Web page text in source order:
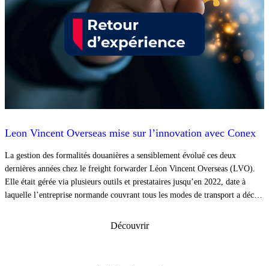
Leon Vincent Overseas mise sur l’innovation avec Conex
La gestion des formalités douanières a sensiblement évolué ces deux
dernières années chez le freight forwarder Léon Vincent Overseas (LVO).
Elle était gérée via plusieurs outils et prestataires jusqu’en 2022, date à
laquelle l’entreprise normande couvrant tous les modes de transport a décidé
solutions de l’éditeur spécialisé Conex.
Découvrir